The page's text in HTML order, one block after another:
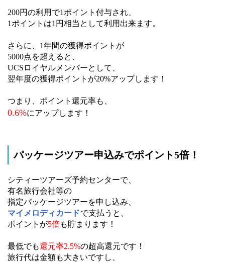
200円の利用で1ポイント付与され、
1ポイントは1円相当として利用出来ます。
さらに、1年間の獲得ポイントが
5000点を超えると、
UCSロイヤルメンバーとして、
翌年度の獲得ポイントが20%アップします！
つまり、ポイント還元率も、
0.6%にアップします！
パッケージツアー申込みでポイント5倍！
シティーツアーズ予約センターで、
有名旅行会社等の
指定パッケージツアーを申し込み、
マイメロディカードで支払うと、
ポイントが5倍も貯まります！
最低でも還元率2.5%の超高還元です！
旅行代は金額も大きいですし、